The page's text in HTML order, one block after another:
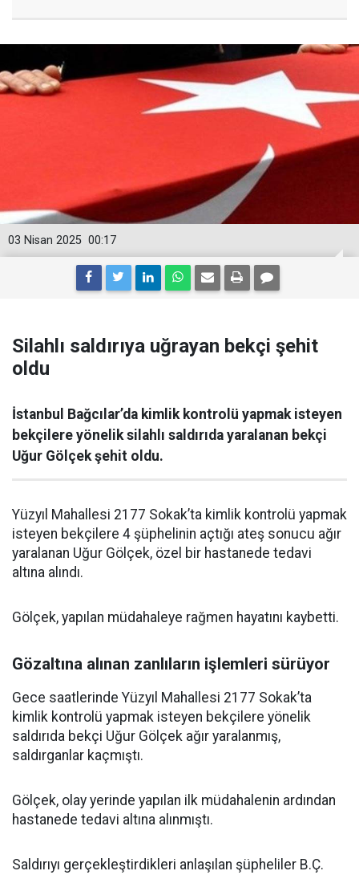
00:17
03 Nisan 2025
Silahlı saldırıya uğrayan bekçi şehit
oldu
İstanbul Bağcılar’da kimlik kontrolü yapmak isteyen
bekçilere yönelik silahlı saldırıda yaralanan bekçi
Uğur Gölçek şehit oldu.
Yüzyıl Mahallesi 2177 Sokak’ta kimlik kontrolü yapmak
isteyen bekçilere 4 şüphelinin açtığı ateş sonucu ağır
yaralanan Uğur Gölçek, özel bir hastanede tedavi
altına alındı.
Gölçek, yapılan müdahaleye rağmen hayatını kaybetti.
Gözaltına alınan zanlıların işlemleri sürüyor
Gece saatlerinde Yüzyıl Mahallesi 2177 Sokak’ta
kimlik kontrolü yapmak isteyen bekçilere yönelik
saldırıda bekçi Uğur Gölçek ağır yaralanmış,
saldırganlar kaçmıştı.
Gölçek, olay yerinde yapılan ilk müdahalenin ardından
hastanede tedavi altına alınmıştı.
Saldırıyı gerçekleştirdikleri anlaşılan şüpheliler B.Ç.